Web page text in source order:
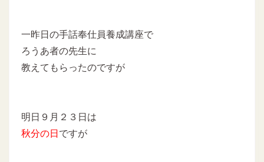
一昨日の手話奉仕員養成講座で
ろうあ者の先生に
教えてもらったのですが
明日９月２３日は
秋分の日 ですが